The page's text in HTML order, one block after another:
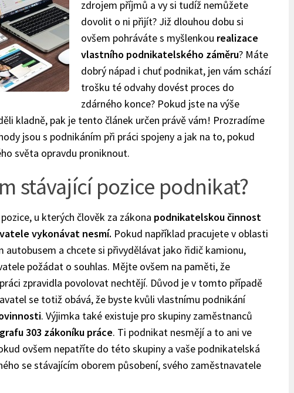
zdrojem příjmů a vy si tudíž nemůžete
dovolit o ni přijít? Již dlouhou dobu si
ovšem pohráváte s myšlenkou realizace
vlastního podnikatelského záměru? Máte
dobrý nápad i chuť podnikat, jen vám schází
trošku té odvahy dovést proces do
zdárného konce? Pokud jste na výše
kladně, pak je tento článek určen právě vám! Prozradíme
jsou s podnikáním při práci spojeny a jak na to, pokud
světa opravdu proniknout.
stávající pozice podnikat?
u kterých člověk za zákona podnikatelskou činnost
vykonávat nesmí. Pokud například pracujete v oblasti
autobusem a chcete si přivydělávat jako řidič kamionu,
požádat o souhlas. Mějte ovšem na paměti, že
zpravidla povolovat nechtějí. Důvod je v tomto případě
se totiž obává, že byste kvůli vlastnímu podnikání
. Výjimka také existuje pro skupiny zaměstnanců
303 zákoníku práce. Ti podnikat nesmějí a to ani ve
ovšem nepatříte do této skupiny a vaše podnikatelská
se stávajícím oborem působení, svého zaměstnavatele